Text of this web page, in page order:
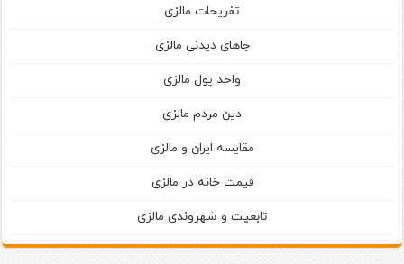
تفریحات مالزی
جاهای دیدنی مالزی
واحد پول مالزی
دین مردم مالزی
مقایسه ایران و مالزی
قیمت خانه در مالزی
تابعیت و شهروندی مالزی